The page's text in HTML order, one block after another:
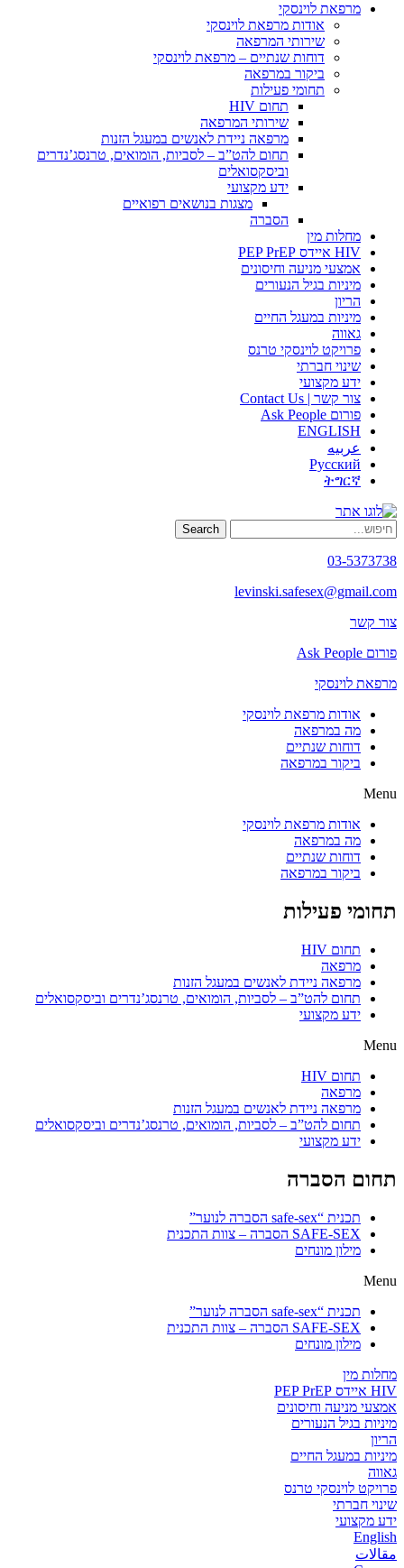
מרפאת לוינסקי
אודות מרפאת לוינסקי
שירותי המרפאה
דוחות שנתיים – מרפאת לוינסקי
ביקור במרפאה
תחומי פעילות
תחום HIV
שירותי המרפאה
מרפאה ניידת לאנשים במעגל הזנות
תחום להט”ב – לסביות, הומואים, טרנסג’נדרים
וביסקסואלים
ידע מקצועי
מצגות בנושאים רפואיים
הסברה
מחלות מין
HIV איידס PEP PrEP
אמצעי מניעה וחיסונים
מיניות בגיל הנעורים
הריון
מיניות במעגל החיים
גאווה
פרויקט לוינסקי טרנס
שינוי חברתי
ידע מקצועי
צור קשר | Contact Us
פורום Ask People
ENGLISH
عربيه
Русский
ትግርኛ
Search
03-5373738
levinski.safesex@gmail.com
צור קשר
פורום Ask People
מרפאת לוינסקי
אודות מרפאת לוינסקי
מה במרפאה
דוחות שנתיים
ביקור במרפאה
Menu
אודות מרפאת לוינסקי
מה במרפאה
דוחות שנתיים
ביקור במרפאה
תחומי פעילות
תחום HIV
מרפאה
מרפאה ניידת לאנשים במעגל הזנות
תחום להט”ב – לסביות, הומואים, טרנסג’נדרים וביסקסואלים
ידע מקצועי
Menu
תחום HIV
מרפאה
מרפאה ניידת לאנשים במעגל הזנות
תחום להט”ב – לסביות, הומואים, טרנסג’נדרים וביסקסואלים
ידע מקצועי
תחום הסברה
תכנית “safe-sex הסברה לנוער”
SAFE-SEX הסברה – צוות התכנית
מילון מונחים
Menu
תכנית “safe-sex הסברה לנוער”
SAFE-SEX הסברה – צוות התכנית
מילון מונחים
מחלות מין
HIV איידס PEP PrEP
אמצעי מניעה וחיסונים
מיניות בגיל הנעורים
הריון
מיניות במעגל החיים
גאווה
פרויקט לוינסקי טרנס
שינוי חברתי
ידע מקצועי
English
مقالات